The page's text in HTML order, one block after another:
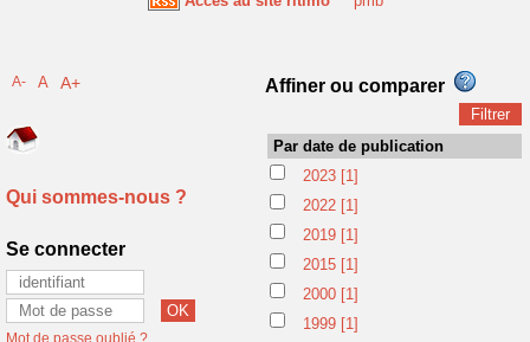
A- A A+
Qui sommes-nous ?
Se connecter
Mot de passe oublié ?
Affiner ou comparer
Par date de publication
2023 [1]
2022 [1]
2019 [1]
2015 [1]
2000 [1]
1999 [1]